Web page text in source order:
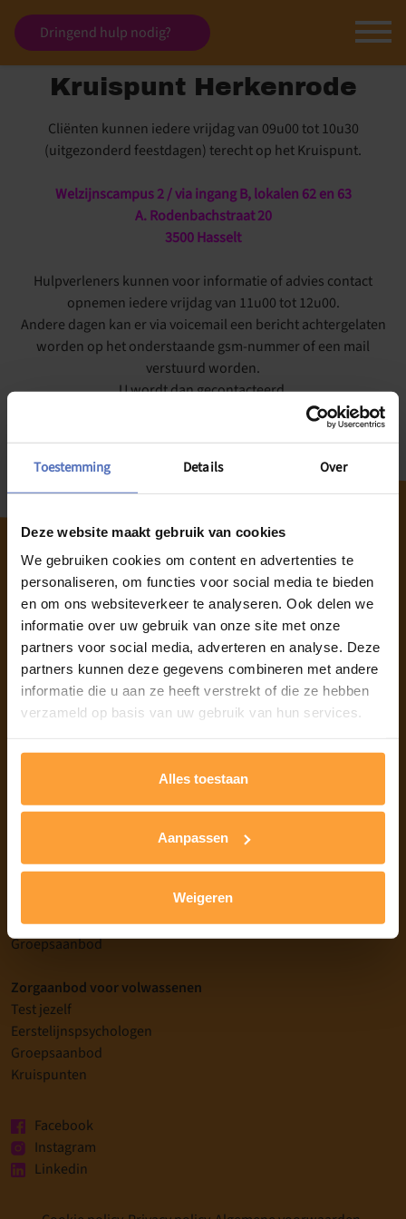
Toestemming Details Over
Deze website maakt gebruik van cookies
We gebruiken cookies om content en advertenties te
personaliseren, om functies voor social media te bieden
en om ons websiteverkeer te analyseren. Ook delen we
informatie over uw gebruik van onze site met onze
partners voor social media, adverteren en analyse. Deze
partners kunnen deze gegevens combineren met andere
informatie die u aan ze heeft verstrekt of die ze hebben
verzameld op basis van uw gebruik van hun services.
Alles toestaan
Aanpassen
Weigeren
Dringend hulp nodig?
Kruispunt Herkenrode
Cliënten kunnen iedere vrijdag van 09u00 tot 10u30
(uitgezonderd feestdagen) terecht op het Kruispunt.
Welzijnscampus 2 / via ingang B, lokalen 62 en 63
A. Rodenbachstraat 20
3500 Hasselt
Hulpverleners kunnen voor informatie of advies contact
opnemen iedere vrijdag van 11u00 tot 12u00.
Andere dagen kan er via voicemail een bericht achtergelaten
worden op het onderstaande gsm-nummer of een mail
verstuurd worden.
U wordt dan gecontacteerd.
Home
Informatie over mentale problemen
Nieuws
Over GGZ Limburg
Dringend hulp nodig
Laat je horen
Verwijslijnen voor hulpverleners
Contactgegevens
Zorgaanbod K & J
Eerstelijnspsychologen
Groepsaanbod
Zorgaanbod voor volwassenen
Test jezelf
Eerstelijnspsychologen
Groepsaanbod
Kruispunten
Facebook
Instagram
Linkedin